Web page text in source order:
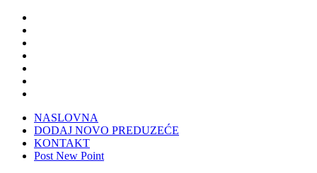
NASLOVNA
DODAJ NOVO PREDUZEĆE
KONTAKT
Post New Point